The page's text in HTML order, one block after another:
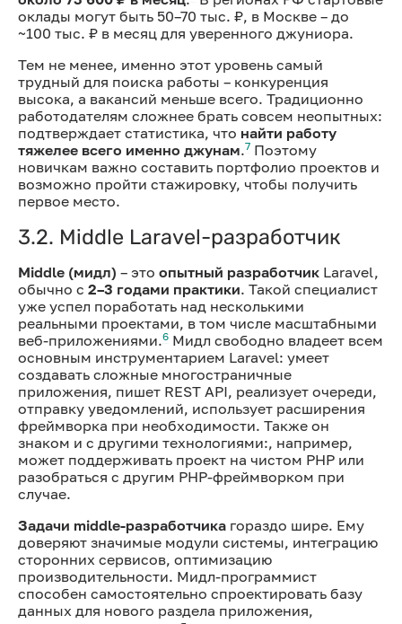
оклады могут быть 50–70 тыс. ₽, в Москве – до
~100 тыс. ₽ в месяц для уверенного джуниора.
Тем не менее, именно этот уровень самый
трудный для поиска работы – конкуренция
высока, а вакансий меньше всего. Традиционно
работодателям сложнее брать совсем неопытных:
подтверждает статистика, что найти работу
тяжелее всего именно джунам.7 Поэтому
новичкам важно составить портфолио проектов и
возможно пройти стажировку, чтобы получить
первое место.
3.2. Middle Laravel-разработчик
Middle (мидл) – это опытный разработчик Laravel,
обычно с 2–3 годами практики. Такой специалист
уже успел поработать над несколькими
реальными проектами, в том числе масштабными
веб-приложениями.6 Мидл свободно владеет всем
основным инструментарием Laravel: умеет
создавать сложные многостраничные
приложения, пишет REST API, реализует очереди,
отправку уведомлений, использует расширения
фреймворка при необходимости. Также он
знаком и с другими технологиями:, например,
может поддерживать проект на чистом PHP или
разобраться с другим PHP-фреймворком при
случае.
Задачи middle-разработчика гораздо шире. Ему
доверяют значимые модули системы, интеграцию
сторонних сервисов, оптимизацию
производительности. Мидл-программист
способен самостоятельно спроектировать базу
данных для нового раздела приложения,